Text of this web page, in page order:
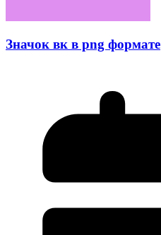
Значок вк в png формате